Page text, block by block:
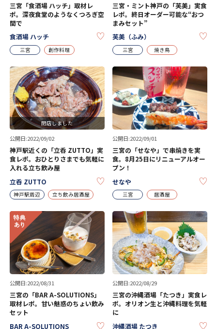
三宮「食酒場 ハッチ」取材レ
ポ。深夜食堂のようなくつろぎ空
間で
食酒場 ハッチ
KEEP
三宮 創作料理
三宮・ミント神戸の「芙美」実食
レポ。終日オーダー可能な“おつ
まみセット”
芙美（ふみ）
三宮 焼き鳥
閉店しました
公開日:2022/09/02
神戸駅近くの「立呑 ZUTTO」実
食レポ。おひとりさまでも気軽に
入れる立ち飲み屋
立呑 ZUTTO
KEEP
神戸駅周辺 立ち飲み居酒屋
公開日:2022/09/01
三宮の「せなや」で串焼きを実
食。8月25日にリニューアルオー
プン！
せなや
三宮 居酒屋
公開日:2022/08/31
三宮の「BAR A-SOLUTIONS」
取材レポ。甘い魅惑のちょい飲み
セット
BAR A-SOLUTIONS
KEEP
公開日:2022/08/29
三宮の沖縄酒場「たつき」実食レ
ポ。オリオン生と沖縄料理を気軽
に
沖縄酒場 たつき